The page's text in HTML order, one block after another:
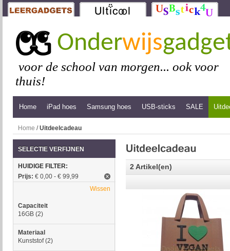
Onderwijs
voor de school van morgen... ook voor
thuis!
Home iPad hoes Samsung hoes USB-sticks SALE
Home /Uitdeelcadeau
2 Artikel(en)
SELECTIE VERFIJNEN
HUIDIGE FILTER:
Prijs: € 0,00 - € 99,99
Wissen
Capaciteit
16GB (2)
Materiaal
Kunststof(2)